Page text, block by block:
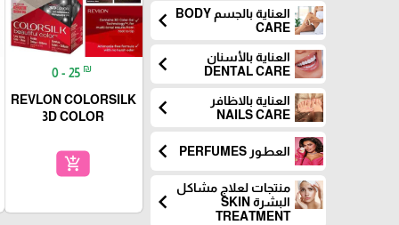
العناية بالجسم BODY
CARE
chevron_left
العناية بالأسنان
DENTAL CARE
chevron_left
العناية بالاظافر
NAILS CARE
chevron_left
العطـور PERFUMES chevron_left
منتجات لعلاج مشاكل
البشرة SKIN
TREATMENT
chevron_left
0 - 25 ₪
REVLON COLORSILK
3D COLOR
add_shopping_cart